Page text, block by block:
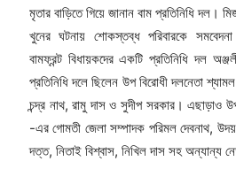
মৃতার বাড়িতে গিয়ে জানান বাম প্রতিনিধি দল।
খুনের ঘটনায় শোকস্তব্ধ পরিবারকে সমবেদনা
বামফ্রন্ট বিধায়কদের একটি প্রতিনিধি দল
প্রতিনিধি দলে ছিলেন উপ বিরোধী দলনেতা শ্যামল
চন্দ্র নাথ, রামু দাস ও সুদীপ সরকার। এছাড়াও
-এর গোমতী জেলা সম্পাদক পরিমল দেবনাথ,
দত্ত, নিতাই বিশ্বাস, নিখিল দাস সহ অন্যান্য